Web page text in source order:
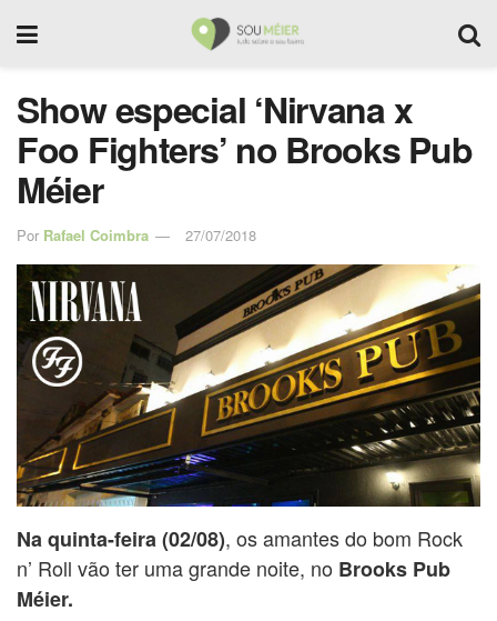
Show especial ‘Nirvana x
Foo Fighters’ no Brooks Pub
Méier
Por Rafael Coimbra 27/07/2018
Na quinta-feira (02/08), os amantes do bom Rock
n’ Roll vão ter uma grande noite, no Brooks Pub
Méier.